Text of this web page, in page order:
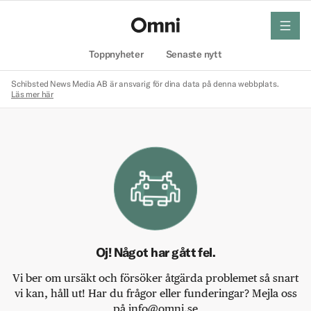
Toppnyheter Senaste nytt
meny
Schibsted News Media AB är ansvarig för dina data på denna webbplats.
Läs mer här
Oj! Något har gått fel.
Vi ber om ursäkt och försöker åtgärda problemet så snart
vi kan, håll ut! Har du frågor eller funderingar? Mejla oss